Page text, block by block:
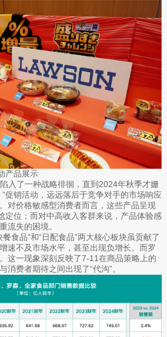
产品展示
入了一种战略徘徊，直到2024年秋季才姗
促销活动，远远落后于竞争对手的市场响应
对价格敏感型消费者而言，这些产品呈现
定位；而对中高收入客群来说，产品体验感
流失的困境。
食品”和“日配食品”两大核心板块虽贡献了
速不及市场水平，甚至出现负增长。而罗
这一现象深刻反映了7-11在商品策略上的
消费者期待之间出现了“代沟”。